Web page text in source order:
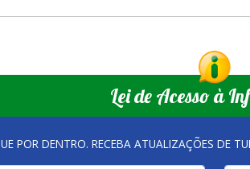
Lei de Acesso à
POR DENTRO. RECEBA ATUALIZAÇÕES DE